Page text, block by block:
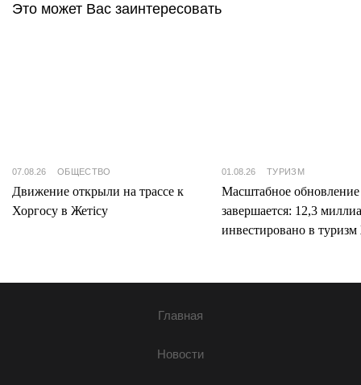
Это может Вас заинтересовать
07.08.26 ОБЩЕСТВО
Движение открыли на трассе к
Хоргосу в Жетісу
01.08.26 ТУРИЗМ
Масштабное
завершается: 12,3
инвестировано в туризм
Главная
Новости